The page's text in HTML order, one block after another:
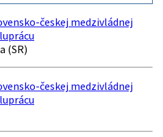
českej medzivládnej
(SR)
českej medzivládnej